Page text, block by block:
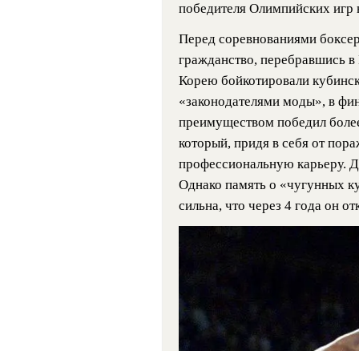
победителя Олимпийских игр
Перед соревнованиями
гражданство, перебравшись
Корею бойкотировали
«законодателями моды», в
преимуществом победил
который, придя в себя от
профессиональную карьеру.
Однако память о «чугунных
сильна, что через 4 года он